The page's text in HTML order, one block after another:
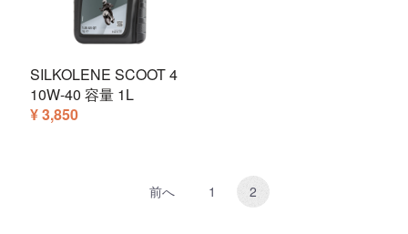
SILKOLENE SCOOT 4
10W-40 容量 1L
¥ 3,850
前へ 1 2